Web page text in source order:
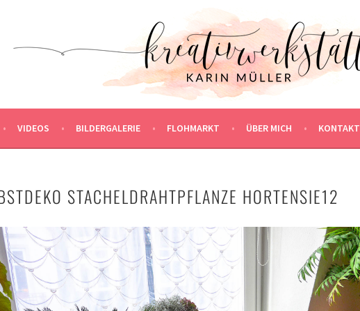
VIDEOS BILDERGALERIE FLOHMARKT ÜBER MICH KONTAKT
STACHELDRAHTPFLANZE HORTENSIE12